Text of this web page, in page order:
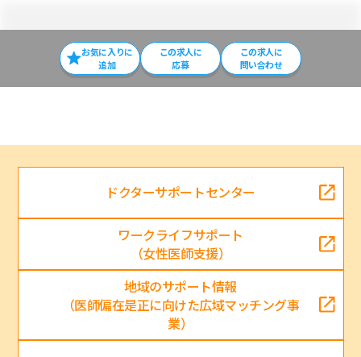
お気に入りに
追加
この求⼈に
応募
この求人に
問い合わせ
ドクターサポートセンター
ワークライフサポート
（女性医師支援）
地域のサポート情報
（医師偏在是正に向けた広域マッチング事
業）